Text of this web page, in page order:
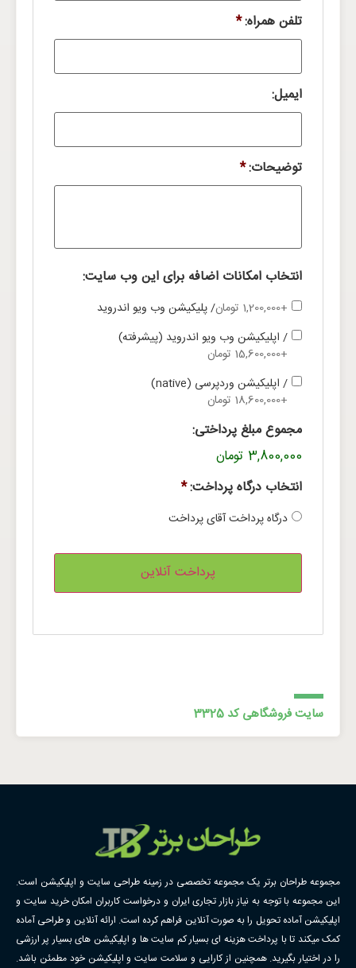
تلفن همراه:*
ایمیل:
توضیحات:*
انتخاب امکانات اضافه برای این وب سایت:
/ پلیکیشن وب ویو اندروید
+1,200,000 تومان
/ اپلیکیشن وب ویو اندروید (پیشرفته)
+15,600,000 تومان
/ اپلیکیشن وردپرسی (native)
+18,600,000 تومان
مجموع مبلغ پرداختی:
3,800,000 تومان
انتخاب درگاه پرداخت:*
درگاه پرداخت آقای پرداخت
سایت فروشگاهی کد 3325
مجموعه طراحان برتر یک مجموعه تخصصی در زمینه طراحی سایت و اپلیکیشن است.
این مجموعه با توجه به نیاز بازار تجاری ایران و درخواست کاربران امکان خرید سایت و
اپلیکیشن آماده تحویل را به صورت آنلاین فراهم کرده است. ارائه آنلاین و طراحی آماده
کمک میکند تا با پرداخت هزینه ای بسیار کم سایت ها و اپلیکیشن های بسیار پر ارزشی
را در اختیار بگیرید. همچنین از کارایی و سلامت سایت و اپلیکیشن خود مطمئن باشد.